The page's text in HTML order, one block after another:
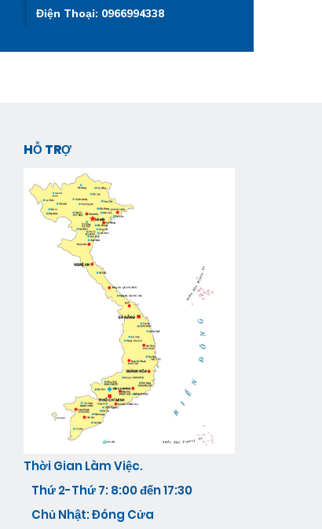
Điện Thoại: 0966994338
HỖ TRỢ
Thời Gian Làm Việc.
Thứ 2-Thứ 7: 8:00 đến 17:30
Chủ Nhật: Đóng Cửa